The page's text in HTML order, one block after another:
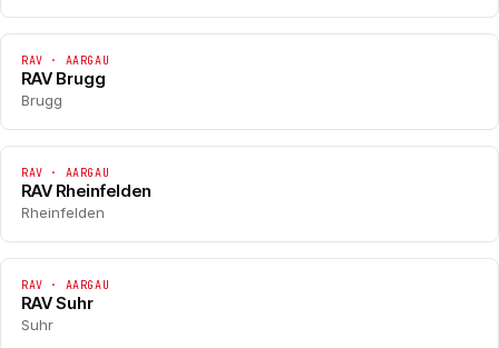
RAV · AARGAU
RAV Brugg
Brugg
RAV · AARGAU
RAV Rheinfelden
Rheinfelden
RAV · AARGAU
RAV Suhr
Suhr